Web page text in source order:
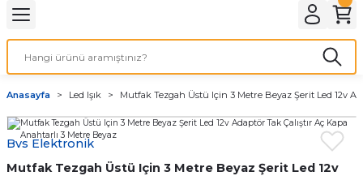
Anasayfa Led Işık Mutfak Tezgah Üstü Için 3 Metre Beyaz Şerit Led 12v
Bvs Elektronik
Mutfak Tezgah Üstü Için 3 Metre Beyaz Şerit Led 12v